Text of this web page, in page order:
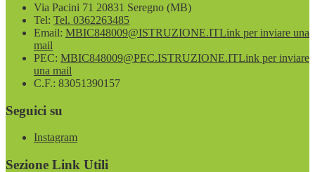
Via Pacini 71 20831 Seregno (MB)
Tel: Tel. 0362263485
Email: MBIC848009@ISTRUZIONE.ITLink per inviare una
mail
PEC: MBIC848009@PEC.ISTRUZIONE.ITLink per inviare
una mail
C.F.: 83051390157
Seguici su
Instagram
Sezione Link Utili